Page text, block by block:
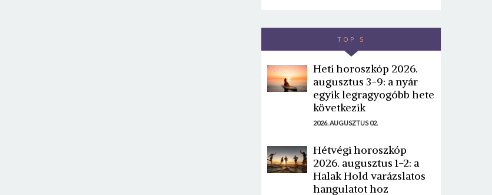
TOP 5
Heti horoszkóp 2026.
augusztus 3-9: a nyár
egyik legragyogóbb hete
következik
2026. AUGUSZTUS 02.
Hétvégi horoszkóp
2026. augusztus 1-2: a
Halak Hold varázslatos
hangulatot hoz